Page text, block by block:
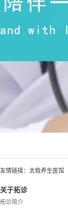
友情链接： 太极养生医馆
关于拓诊
拓诊简介